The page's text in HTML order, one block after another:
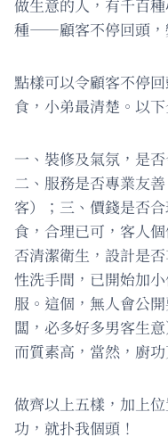
做生意的人，有千百
種——顧客不停回頭，
點樣可以令顧客不停
食，小弟最清楚。以
一、裝修及氣氛，是
二、服務是否專業友
客）；三、價錢是否
食，合理已可，客人
否清潔衛生，設計是
性洗手間，已開始加
服。這個，無人會公
闆，必多好多男客生
而質素高，當然，廚功
做齊以上五樣，加上
功，就扑我個頭！